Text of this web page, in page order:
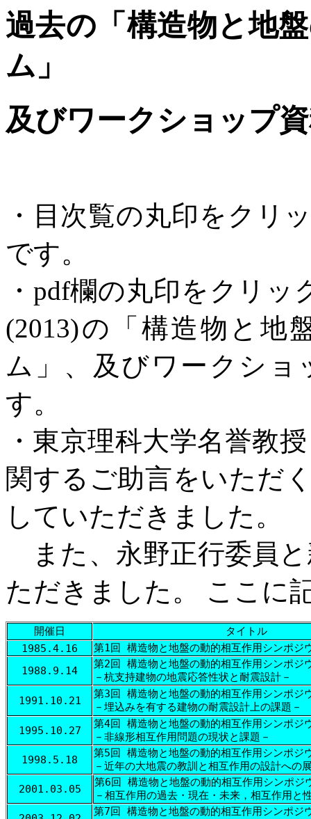
過去の「構造物と地
ム」
及びワークショップ
・目次覧の丸印をクリ
です。
・pdf欄の丸印をクリッ
(2013)の「構造物と地
ム」、及びワークショ
す。
・東京理科大学名誉教
関するご助言をいただ
していただきました。
また、永野正行委員
ただきました。 ここに
開催日
タイトル
1985.4.16
第1回 構造物と地盤の動的相互作用シンポジ
1988.9.14
第2回 構造物と地盤の動的相互作用シンポジ
－杭支持建物の地震応答性状と耐震設計－
1991.10.21
第3回 構造物と地盤の動的相互作用シンポジ
－埋込みを有する建物の耐震設計上の課題－
1995.10.27
第4回 構造物と地盤の動的相互作用シンポジ
－非線形相互作用問題の現状と課題－
1998.5.18
第5回 構造物と地盤の動的相互作用シンポジ
－近年の大地震の教訓と相互作用の設計への
2001.03.05
第6回 構造物と地盤の動的相互作用シンポジ
－相互作用の過去・現在・未来，相互作用と
第7回 構造物と地盤の動的相互作用シンポジ